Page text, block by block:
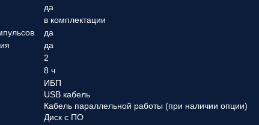
да
в комплектации
да
да
2
8 ч
ИБП
USB кабель
Кабель параллельной работы (при наличии опции)
Диск с ПО